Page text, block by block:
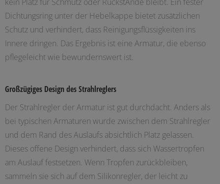
Dichtungsring unter der Hebelkappe bietet zusätzlichen
Schutz und verhindert, dass Reinigungsflüssigkeiten ins
Innere dringen. Das Ergebnis ist eine Armatur, die ebenso
pflegeleicht wie bewundernswert ist.
Großzügiges Design des Strahlreglers
Der Strahlregler der Armatur ist gut durchdacht. Anders als
bei typischen Armaturen wurde zwischen dem Strahlregler
und dem Rand des Auslaufs absichtlich Platz gelassen.
Dieses offene Design verhindert, dass sich Wassertropfen
am Auslauf festsetzen. Wenn Tropfen zurückbleiben,
sammeln sie sich auf dem Silikonregler, der leicht zu